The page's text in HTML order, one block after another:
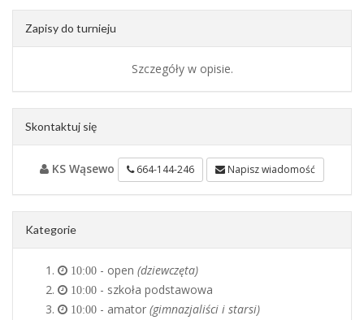
Zapisy do turnieju
Szczegóły w opisie.
Skontaktuj się
KS Wąsewo 664-144-246 Napisz wiadomość
Kategorie
10:00 - open (dziewczęta)
10:00 - szkoła podstawowa
10:00 - amator (gimnazjaliści i starsi)